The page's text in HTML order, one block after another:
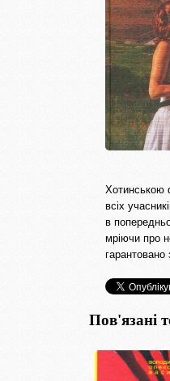
Хотинською
всіх
в
мріючи про
Пов'язані